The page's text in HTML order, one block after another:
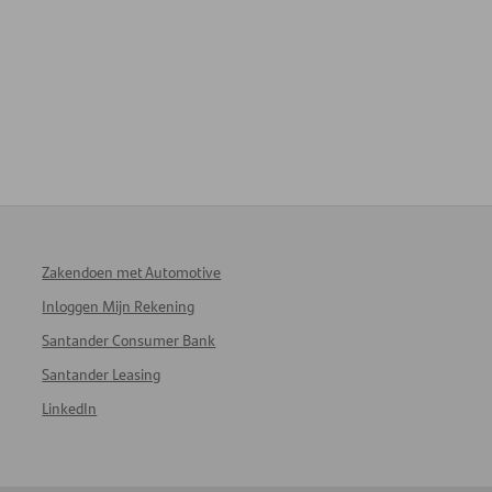
Zakendoen met Automotive
Inloggen Mijn Rekening
Santander Consumer Bank
Santander Leasing
LinkedIn